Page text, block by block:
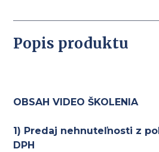
Popis produktu
OBSAH VIDEO ŠKOLENIA
1) Predaj nehnuteľnosti z
DPH